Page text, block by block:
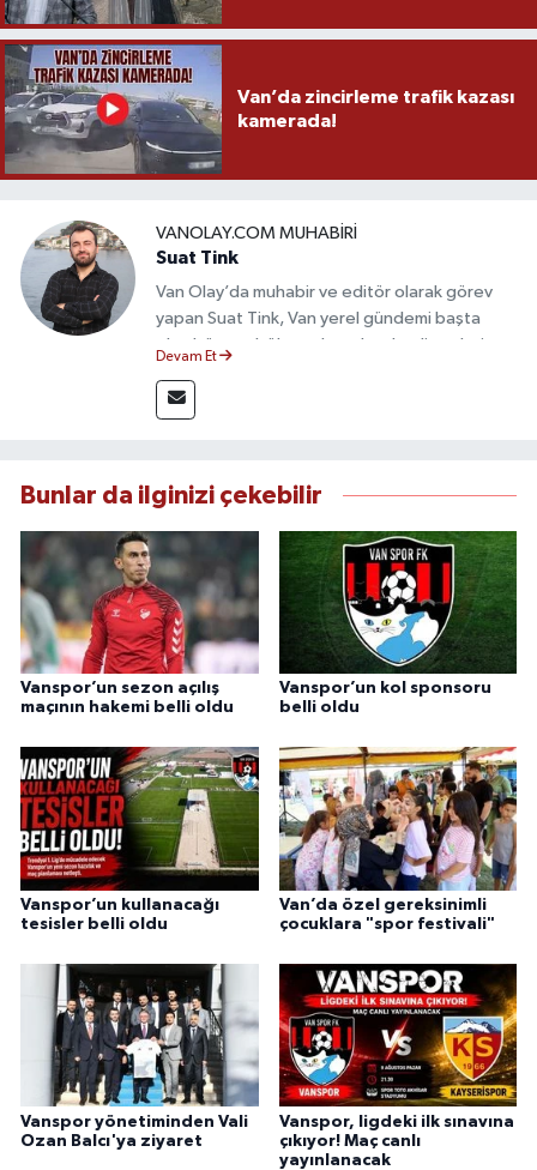
Van’da zincirleme trafik kazası
kamerada!
VANOLAY.COM MUHABIRI
Suat Tink
Van Olay’da muhabir ve editör olarak görev
yapan Suat Tink, Van yerel gündemi başta
olmak üzere bölgesel ve ulusal gelişmeleri
mezunu olan Tink, sahadan edindiği bilgilerle
doğruluk, tarafsızlık ve etik ilkeler
Devam Et
Bunlar da ilginizi çekebilir
Vanspor’un sezon açılış
maçının hakemi belli oldu
Vanspor’un kol sponsoru
belli oldu
Vanspor’un kullanacağı
tesisler belli oldu
Van’da özel gereksinimli
çocuklara "spor festivali"
Vanspor yönetiminden Vali
Ozan Balcı'ya ziyaret
Vanspor, ligdeki ilk sınavına
çıkıyor! Maç canlı
yayınlanacak